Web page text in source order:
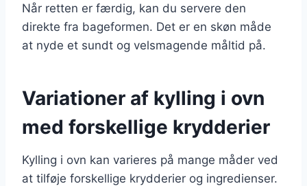
Når retten er færdig, kan du servere den
direkte fra bageformen. Det er en skøn måde
at nyde et sundt og velsmagende måltid på.
Variationer af kylling i ovn
med forskellige krydderier
Kylling i ovn kan varieres på mange måder ved
at tilføje forskellige krydderier og ingredienser.